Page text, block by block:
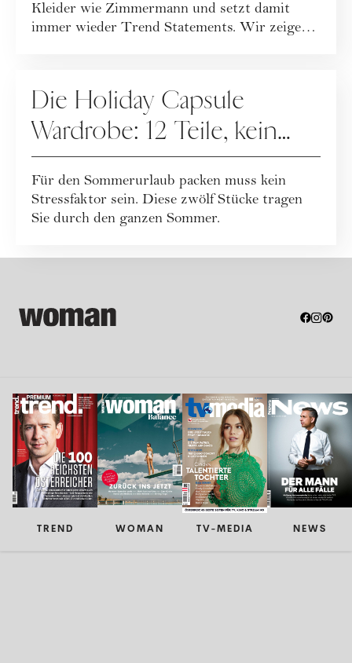
Kleider wie Zimmermann und setzt damit
immer wieder Trend Statements. Wir zeigen
Die Holiday Capsule
Wardrobe: 12 Teile, kein
Übergepäck + Checkliste
zum Download
Für den Sommerurlaub packen muss kein
Stressfaktor sein. Diese zwölf Stücke tragen
Sie durch den ganzen Sommer.
TREND WOMAN TV-MEDIA NEWS